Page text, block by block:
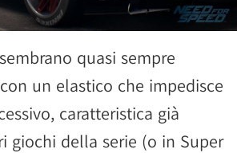
quasi sempre
un elastico che impedisce
caratteristica già
giochi della serie (o in Super